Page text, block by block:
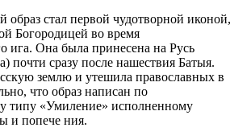
образ стал первой чудотворной иконой,
Богородицей во время
ига. Она была принесена на Русь
почти сразу после нашествия Батыя.
землю и утешила православных в
что образ написан по
типу «Умиление» исполненному
и попече ния.